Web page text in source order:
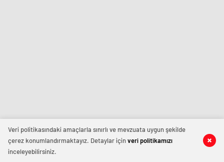
Veri politikasındaki amaçlarla sınırlı ve mevzuata uygun şekilde
çerez konumlandırmaktayız. Detaylar içinveri politikamızı
inceleyebilirsiniz.